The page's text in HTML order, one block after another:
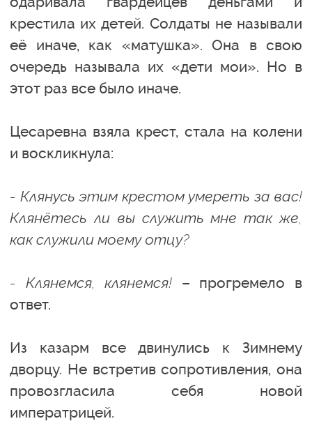
крестила их детей. Солдаты не называли
её иначе, как «матушка». Она в свою
очередь называла их «дети мои». Но в
этот раз все было иначе.
Цесаревна взяла крест, стала на колени
и воскликнула:
- Клянусь этим крестом умереть за вас!
Клянётесь ли вы служить мне так же,
как служили моему отцу?
- Клянемся, клянемся! – прогремело в
ответ.
Из казарм все двинулись к Зимнему
дворцу. Не встретив сопротивления, она
провозгласила себя новой
императрицей.